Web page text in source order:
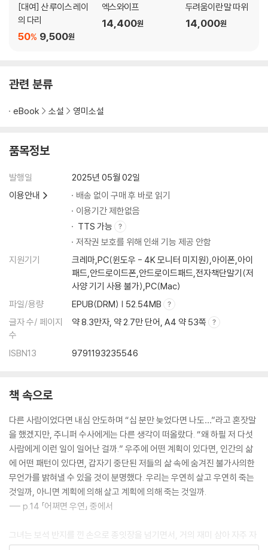
[대여] 산 루이스 레이
의 다리
9,500원
50%
엑스와이프
14,400원
두려움이란 말 따위
14,000원
관련 분류
eBook 소설 영미소설
품목정보
발행일
2025년 05월 02일
이용안내
배송 없이 구매 후 바로 읽기
이용기간 제한없음
TTS 가능
저작권 보호를 위해 인쇄 기능 제공 안함
지원기기
크레마,PC(윈도우 - 4K 모니터 미지원),아이폰,아이
패드,안드로이드폰,안드로이드패드,전자책단말기(저
사양 기기 사용 불가),PC(Mac)
파일/용량
EPUB(DRM) | 52.54MB
글자 수/ 페이지
수
약 8.3만자, 약 2.7만 단어, A4 약 53쪽
ISBN13 9791193235546
책 속으로
다른 사람이었다면 내심 안도하며 “십 분만 늦었다면 나도…”라고 혼잣말
을 했겠지만, 주니퍼 수사에게는 다른 생각이 떠올랐다. “왜 하필 저 다섯
사람에게 이런 일이 일어난 걸까.” 우주에 어떤 계획이 있다면, 인간의 삶
에 어떤 패턴이 있다면, 갑자기 중단된 저들의 삶 속에 숨겨진 불가사의한
무언가를 밝혀낼 수 있을 것이 분명했다. 우리는 우연히 살고 우연히 죽는
것일까, 아니면 계획에 의해 살고 계획에 의해 죽는 것일까.
--- p.14 「어쩌면 우연」 중에서
그녀는 보석 반지를 낀 손으로 종잇장을 넘기면서, 거의 재미 삼아 자주 자